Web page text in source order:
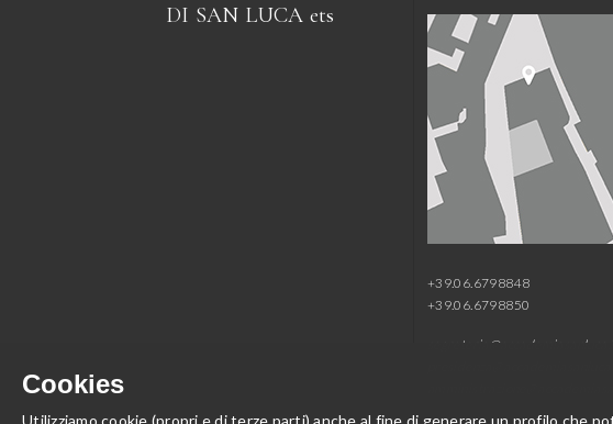
DI SAN LUCA ets
+39.06.6798848
+39.06.6798850
Cookies
Utilizziamo cookie (propri e di terze parti) anche al fine di generare un profilo che